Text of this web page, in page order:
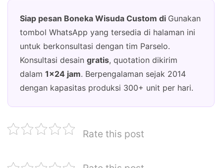
Siap pesan Boneka Wisuda Custom di Gunakan
tombol WhatsApp yang tersedia di halaman ini
untuk berkonsultasi dengan tim Parselo.
Konsultasi desain gratis, quotation dikirim
dalam 1×24 jam. Berpengalaman sejak 2014
dengan kapasitas produksi 300+ unit per hari.
Rate this post